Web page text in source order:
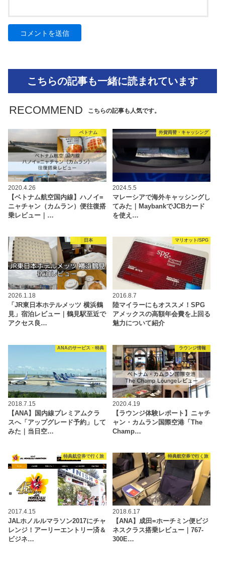
こちらの記事も一緒に読まれています
RECOMMEND こちらの記事も人気です。
ベトナム
2020.4.26
【ベトナム航空国内線】ハノイ=
ニャチャン（カムラン）便往復搭
乗レビュー｜…
外貨両替・キャッシング
2024.5.5
マレーシアで海外キャッシングし
てみた｜MaybankでJCBカード
を使え…
日本
2026.1.18
「JR東日本ホテルメッツ 横浜鶴
見」宿泊レビュー｜鶴見駅至近で
アクセス良…
マリオット/SPG
2016.8.7
陸マイラーにもオススメ！SPG
アメックスの高額年会費を上回る
魅力について紹介
ANAのサービス・特典
2018.7.15
【ANA】国内線プレミアムクラ
スへ「アップグレード予約」して
みた｜当日空…
ラウンジ情報
2020.4.19
【ラウンジ体験レポート】ニャチ
ャン・カムラン国際空港「The
Champ…
特典航空券で行く旅
2017.4.15
JALホノルルマラソン2017にチャ
レンジ！アーリーエントリー済＆
ビジネ…
特典航空券で行く旅
2018.6.17
【ANA】成田=ホーチミン便ビジ
ネスクラス搭乗レビュー｜767-
300E…